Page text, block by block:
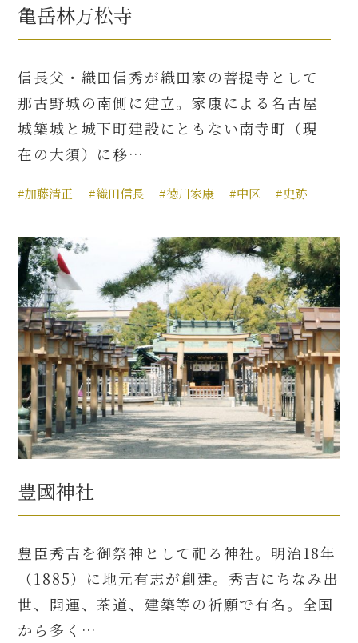
犬千代ルート
加藤清正と名古屋の関係
清正関連 史跡 一覧
名古屋＜清正＞観光モデルコース
亀岳林万松寺
信長父・織田信秀が織田家の菩提寺として
那古野城の南側に建立。家康による名古屋
城築城と城下町建設にともない南寺町（現
在の大須）に移…
#加藤清正 #織田信長 #徳川家康 #中区 #史跡
豊國神社
豊臣秀吉を御祭神として祀る神社。明治18年
（1885）に地元有志が創建。秀吉にちなみ出
世、開運、茶道、建築等の祈願で有名。全国
から多く…